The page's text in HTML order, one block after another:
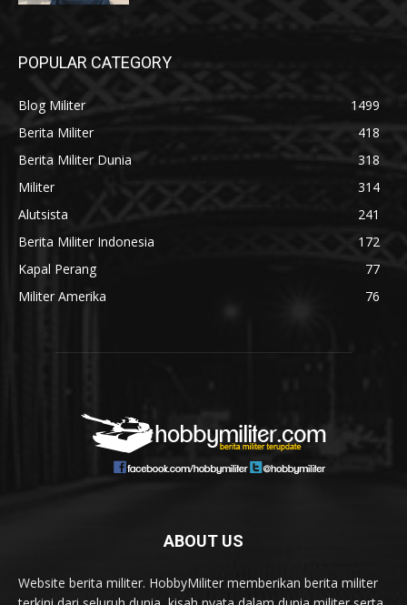
POPULAR CATEGORY
Blog Militer
1499
Berita Militer
418
Berita Militer Dunia
318
Militer
314
Alutsista
241
Berita Militer Indonesia
172
Kapal Perang
77
Militer Amerika
76
ABOUT US
Website berita militer. HobbyMiliter memberikan berita militer